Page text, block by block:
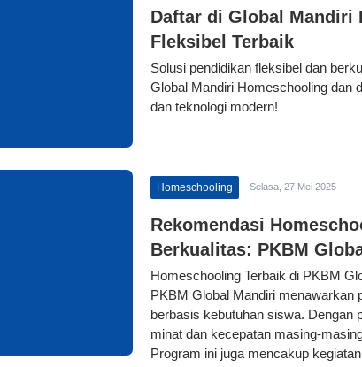
Daftar di Global Mandiri
Fleksibel Terbaik
Solusi pendidikan fleksibel dan
Global Mandiri Homeschooling dan
dan teknologi modern!
Homeschooling Selasa, 27 Mei 2025
Rekomendasi
Berkualitas: PKBM
Homeschooling Terbaik di PKBM
PKBM Global Mandiri menawarkan
berbasis kebutuhan siswa. Dengan
minat dan kecepatan masing-
Program ini juga mencakup